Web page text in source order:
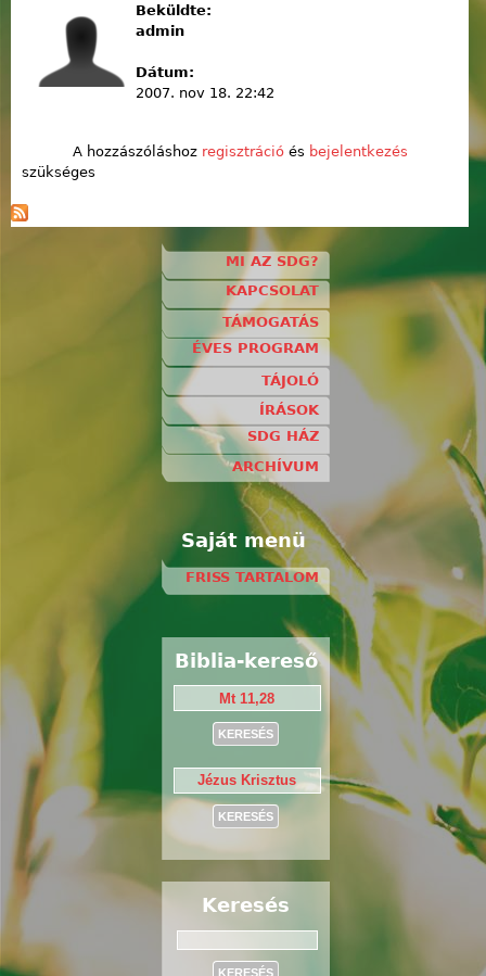
Beküldte:
admin
Dátum:
2007. nov 18. 22:42
A hozzászóláshoz regisztrációés bejelentkezés
szükséges
MI AZ SDG?
KAPCSOLAT
TÁMOGATÁS
ÉVES PROGRAM
TÁJOLÓ
ÍRÁSOK
SDG HÁZ
ARCHÍVUM
Saját menü
FRISS TARTALOM
Biblia-kereső
Keresés